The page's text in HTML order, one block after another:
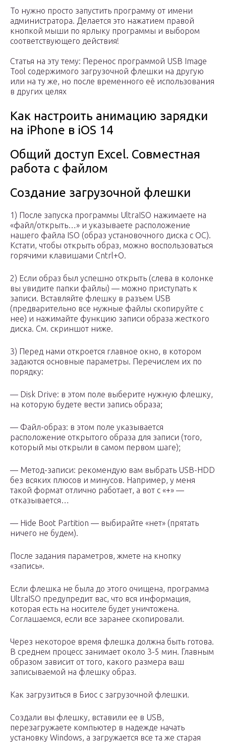
То нужно просто запустить программу от имени
администратора. Делается это нажатием правой
кнопкой мыши по ярлыку программы и выбором
соответствующего действия!
Статья на эту тему: Перенос программой USB Image
Tool содержимого загрузочной флешки на другую
или на ту же, но после временного её использования
в других целях
Как настроить анимацию зарядки
на iPhone в iOS 14
Общий доступ Excel. Совместная
работа с файлом
Создание загрузочной флешки
1) После запуска программы UltraISO нажимаете на
«файл/открыть…» и указываете расположение
нашего файла ISO (образ установочного диска с ОС).
Кстати, чтобы открыть образ, можно воспользоваться
горячими клавишами Cntrl+O.
2) Если образ был успешно открыть (слева в колонке
вы увидите папки файлы) — можно приступать к
записи. Вставляйте флешку в разъем USB
(предварительно все нужные файлы скопируйте с
нее) и нажимайте функцию записи образа жесткого
диска. См. скриншот ниже.
3) Перед нами откроется главное окно, в котором
задаются основные параметры. Перечислем их по
порядку:
— Disk Drive: в этом поле выберите нужную флешку,
на которую будете вести запись образа;
— Файл-образ: в этом поле указывается
расположение открытого образа для записи (того,
который мы открыли в самом первом шаге);
— Метод-записи: рекомендую вам выбрать USB-HDD
без всяких плюсов и минусов. Например, у меня
такой формат отлично работает, а вот с «+» —
отказывается…
— Hide Boot Partition — выбирайте «нет» (прятать
ничего не будем).
После задания параметров, жмете на кнопку
«запись».
Если флешка не была до этого очищена, программа
UltraISO предупредит вас, что вся информация,
которая есть на носителе будет уничтожена.
Соглашаемся, если все заранее скопировали.
Через некоторое время флешка должна быть готова.
В среднем процесс занимает около 3-5 мин. Главным
образом зависит от того, какого размера ваш
записываемой на флешку образ.
Как загрузиться в Биос с загрузочной флешки.
Создали вы флешку, вставили ее в USB,
перезагружаете компьютер в надежде начать
установку Windows, а загружается все та же старая